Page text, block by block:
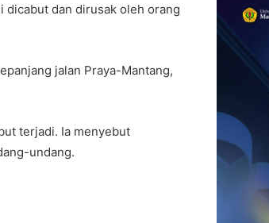
dicabut dan dirusak oleh orang
jalan Praya-Mantang,
terjadi. Ia menyebut
undang.